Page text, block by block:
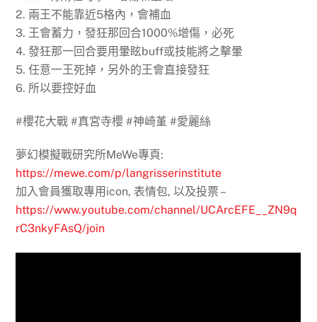
2. 兩王不能靠近5格內，會補血
3. 王會蓄力，發狂那回合1000%增傷，必死
4. 發狂那一回合要用暈眩buff或技能將之擊暈
5. 任意一王死掉，另外的王會直接發狂
6. 所以要控好血
#櫻花大戰 #真宮寺櫻 #神崎堇 #愛麗絲
夢幻模擬戰研究所MeWe專頁:
https://mewe.com/p/langrisserinstitute
加入會員獲取專用icon, 表情包, 以及投票 –
https://www.youtube.com/channel/UCArcEFE__ZN9q
rC3nkyFAsQ/join